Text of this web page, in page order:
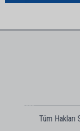
Tüm Hakları